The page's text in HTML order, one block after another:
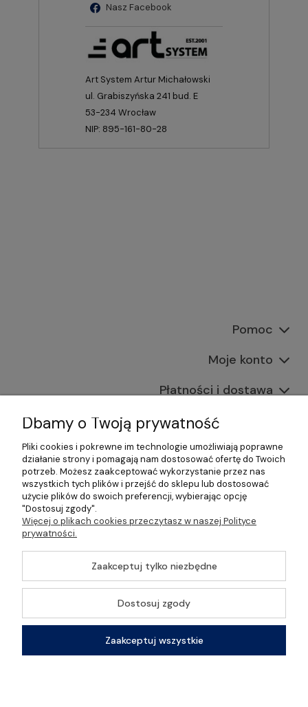
Nasz Facebook
Art System Artur Michałowski
ul. Grabiszyńska 241 bud. E
53-234 Wrocław
NIP: 895-161-80-28
Pomoc
Moje konto
Płatności i dostawa
Informacje
O nas
©2026 Wszelkie Prawa Zastrzeżone | Gastrosklep |
Wyposażenie gastronomii, restauracji oraz barów
Szablon Master byEcommercy
Pokaż pełną wersję strony
Sklep internetowy Shoper Premium
Dbamy o Twoją prywatność
Pliki cookies i pokrewne im technologie umożliwiają poprawne
działanie strony i pomagają nam dostosować ofertę do Twoich
potrzeb. Możesz zaakceptować wykorzystanie przez nas
wszystkich tych plików i przejść do sklepu lub dostosować
użycie plików do swoich preferencji, wybierając opcję
"Dostosuj zgody".
Więcej o plikach cookies przeczytasz w naszej Polityce
prywatności.
Zaakceptuj tylko niezbędne
Dostosuj zgody
Zaakceptuj wszystkie